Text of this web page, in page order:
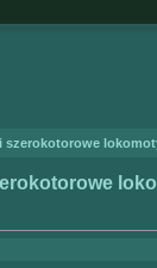
szerokotorowe